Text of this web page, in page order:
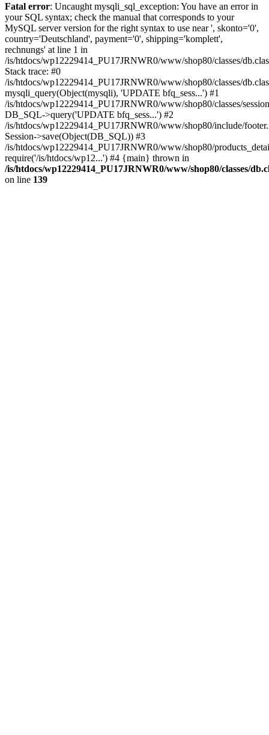
Fatal error: Uncaught mysqli_sql_exception: You have an error in
your SQL syntax; check the manual that corresponds to your
MySQL server version for the right syntax to use near ', skonto='0',
country='Deutschland', payment='0', shipping='komplett',
rechnungs' at line 1 in
/is/htdocs/wp12229414_PU17JRNWR0/www/shop80/classes/
Stack trace: #0
/is/htdocs/wp12229414_PU17JRNWR0/www/shop80/classes/
mysqli_query(Object(mysqli), 'UPDATE bfq_sess...') #1
/is/htdocs/wp12229414_PU17JRNWR0/www/shop80/classes/
DB_SQL->query('UPDATE bfq_sess...') #2
/is/htdocs/wp12229414_PU17JRNWR0/www/shop80/include/
Session->save(Object(DB_SQL)) #3
/is/htdocs/wp12229414_PU17JRNWR0/www/shop80/
require('/is/htdocs/wp12...') #4 {main} thrown in
/is/htdocs/wp12229414_PU17JRNWR0/www/shop80/classes/
on line 139